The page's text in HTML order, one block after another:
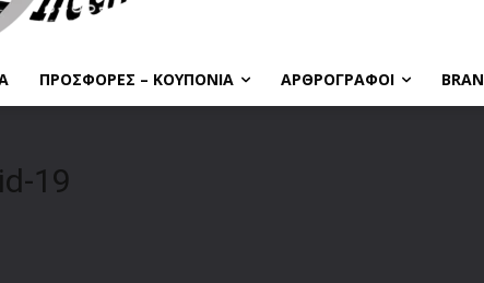
ΠΡΟΣΦΟΡΕΣ – ΚΟΥΠΟΝΙΑ ΑΡΘΡΟΓΡΑΦΟΙ
19